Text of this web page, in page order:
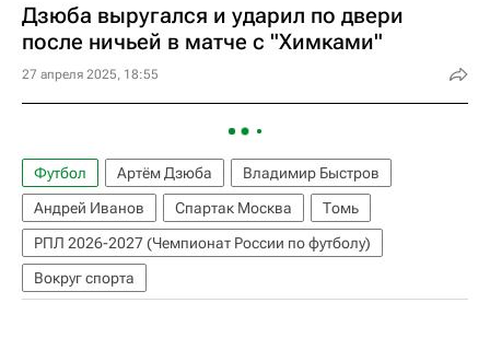
Дзюба выругался и ударил по двери
после ничьей в матче с "Химками"
27 апреля 2025, 18:55
Футбол Артём Дзюба
Владимир Быстров
Андрей Иванов
Спартак Москва
Томь
РПЛ 2026-2027 (Чемпионат России по футболу)
Вокруг спорта